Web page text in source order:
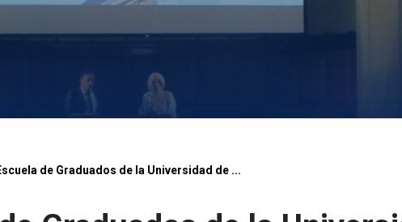
de Graduados de la Universidad de ...